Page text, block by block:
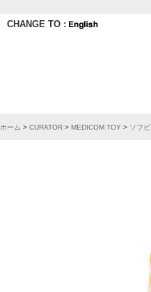
CHANGE TO :
ホーム > CURATOR > MEDICOM TOY > ソフビ